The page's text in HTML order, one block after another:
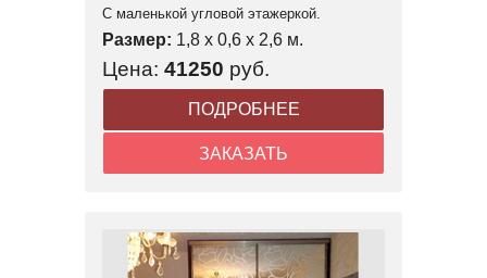
С маленькой угловой этажеркой.
Размер: 1,8 x 0,6 x 2,6 м.
Цена: 41250 руб.
ПОДРОБНЕЕ
ЗАКАЗАТЬ